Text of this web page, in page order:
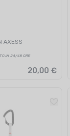
AXESS
IN 24/48 ORE
20,00 €